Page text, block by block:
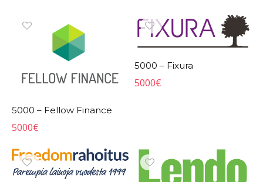
5000 – Fellow Finance
5000€
5000 – Fixura
5000€